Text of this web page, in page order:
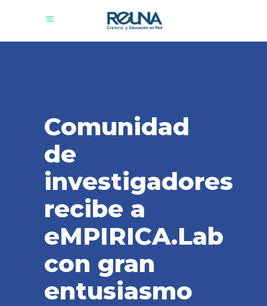
Comunidad
de
investigadores
recibe a
eMPIRICA.Lab
con gran
entusiasmo